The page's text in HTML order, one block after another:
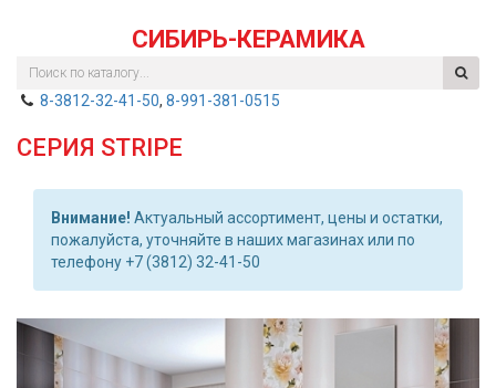
СИБИРЬ-КЕРАМИКА
8-3812-32-41-50, 8-991-381-0515
СЕРИЯ STRIPE
Внимание! Актуальный ассортимент, цены и остатки,
пожалуйста, уточняйте в наших магазинах или по
телефону +7 (3812) 32-41-50